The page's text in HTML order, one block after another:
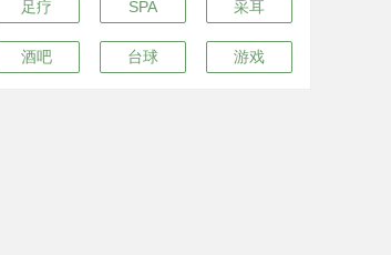
足疗 SPA 采耳
酒吧 台球 游戏